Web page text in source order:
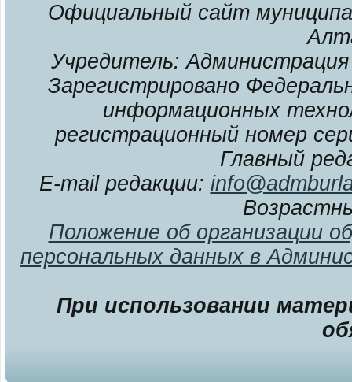
Официальный сайт
Учредитель: Администрация
Зарегистрировано
информационных
регистрационный номер
Главный
E-mail редакции:
Положение об организации
персональных данных в
При использовании